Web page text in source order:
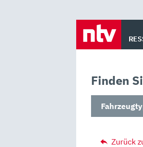
Finden
Zurück